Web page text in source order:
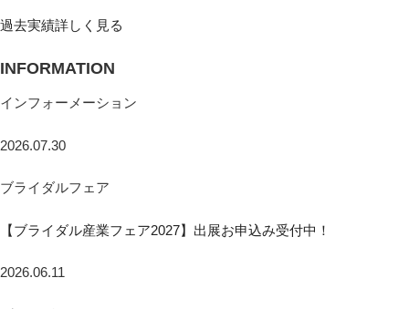
過去実績詳しく見る
INFORMATION
インフォーメーション
2026.07.30
ブライダルフェア
【ブライダル産業フェア2027】出展お申込み受付中！
2026.06.11